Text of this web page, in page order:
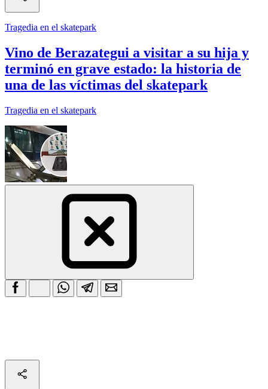
Tragedia en el skatepark
Vino de Berazategui a visitar a su hija y
terminó en grave estado: la historia de
una de las víctimas del skatepark
Tragedia en el skatepark